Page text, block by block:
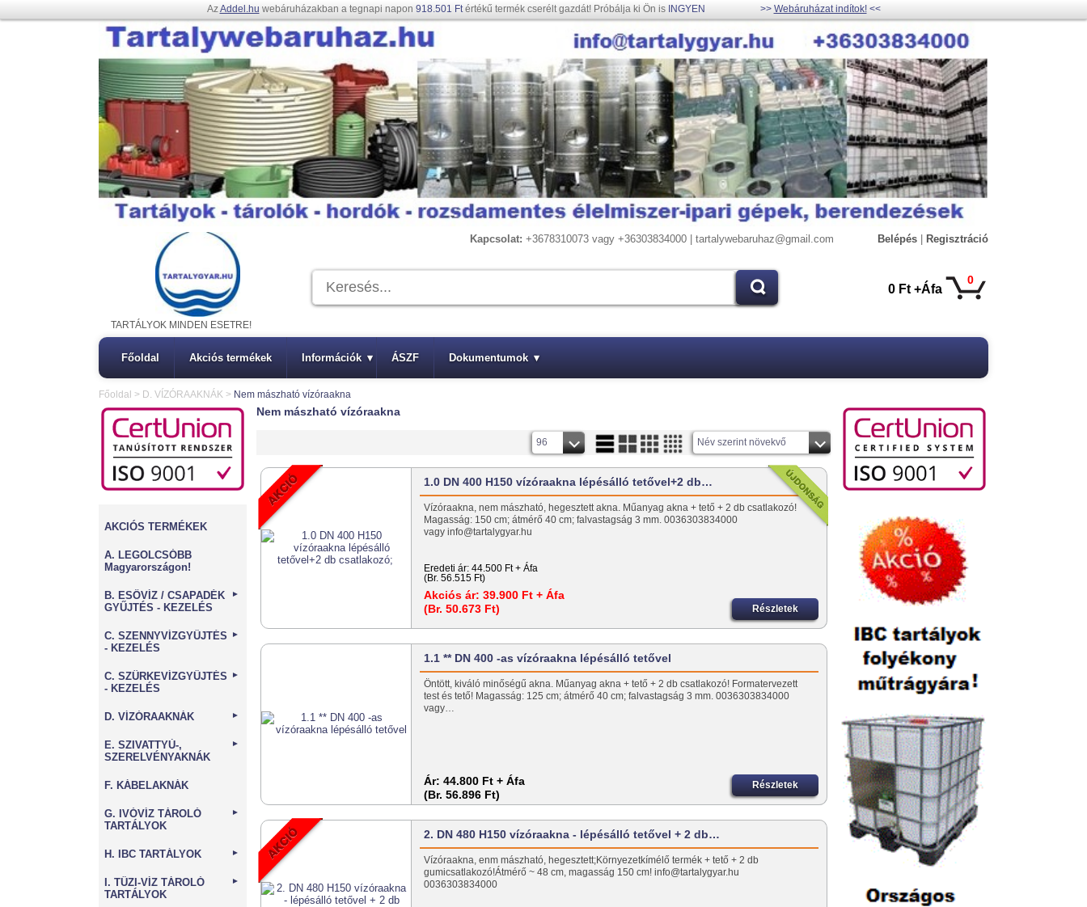
AzAddel.hu webáruházakban a tegnapi napon 918.501 Ftértékű termék cserélt gazdát! Próbálja ki Ön is INGYEN >> Webáruházat indítok!<<
Kapcsolat: +3678310073 vagy +36303834000 | tartalywebaruhaz@gmail.com Belépés Regisztráció
0
0 Ft +Áfa
TARTÁLYOK MINDEN ESETRE!
Főoldal Akciós termékek Információk ▾ ÁSZF Dokumentumok ▾
Főoldal > D. VÍZÓRAAKNÁK > Nem mászható vízóraakna
AKCIÓS TERMÉKEK
A. LEGOLCSÓBB
Magyarországon!
B. ESŐVÍZ / CSAPADÉK
GYŰJTÉS - KEZELÉS
►
C. SZENNYVÍZGYŰJTÉS
- KEZELÉS
►
C. SZÜRKEVÍZGYŰJTÉS
- KEZELÉS
►
D. VÍZÓRAAKNÁK ►
E. SZIVATTYÚ-,
SZERELVÉNYAKNÁK
►
F. KÁBELAKNÁK
G. IVÓVÍZ TÁROLÓ
TARTÁLYOK
►
H. IBC TARTÁLYOK ►
I. TŰZI-VÍZ TÁROLÓ
TARTÁLYOK
►
Nem mászható vízóraakna
96 Név szerint növekvő
1.0 DN 400 H150 vízóraakna lépésálló tetővel+2 db…
Vízóraakna, nem mászható, hegesztett akna. Műanyag akna + tető + 2 db csatlakozó!
Magasság: 150 cm; átmérő 40 cm; falvastagság 3 mm. 0036303834000
vagy info@tartalygyar.hu
Eredeti ár: 44.500 Ft + Áfa
(Br. 56.515 Ft)
Akciós ár: 39.900 Ft + Áfa
(Br. 50.673 Ft)
Részletek
1.1 ** DN 400 -as vízóraakna lépésálló tetővel
Öntött, kiváló minőségű akna. Műanyag akna + tető + 2 db csatlakozó! Formatervezett
test és tető! Magasság: 125 cm; átmérő 40 cm; falvastagság 3 mm. 0036303834000
vagy…
Ár: 44.800 Ft + Áfa
(Br. 56.896 Ft)
Részletek
2. DN 480 H150 vízóraakna - lépésálló tetővel + 2 db…
Vízóraakna, enm mászható, hegesztett;Környezetkímélő termék + tető + 2 db
gumicsatlakozó!Átmérő ~ 48 cm, magasság 150 cm! info@tartalygyar.hu
0036303834000